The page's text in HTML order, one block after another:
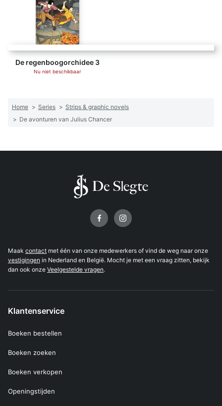
De regenboogorchidee 3
Nu niet beschikbaar
Home > Series > Strips & graphic novels
> De avonturen van Julius Chancer
Maak contact met één van onze medewerkers of vind de weg naar onze
vestigingen in Nederland en België. Mocht je met een vraag zitten, bekijk
dan ook onze Veelgestelde vragen.
Klantenservice
Boeken bestellen
Boeken zoeken
Boeken verkopen
Openingstijden